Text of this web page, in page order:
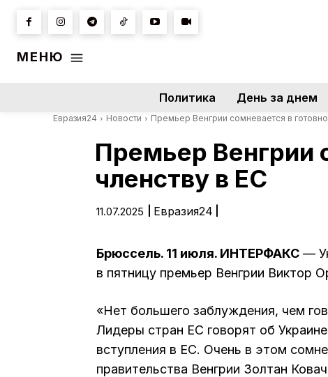
МЕНЮ
Политика День за днем
Евразия24 Новости Премьер Венгрии сомневается в
Премьер Венгрии
членству в ЕС
11.07.2025 Евразия24
Брюссель. 11 июля. ИНТЕРФАКС —
в пятницу премьер Венгрии Виктор
«Нет большего заблуждения, чем
Лидеры стран ЕС говорят об
вступления в ЕС. Очень в этом
правительства Венгрии Золтан